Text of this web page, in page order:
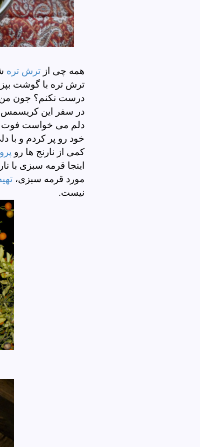
همه چی از ترش تره
ترش تره با گوشت
درست نکنم؟ جون من
در سفر این کریسمس به
دلم می خواست فوت
خود رو پر کردم و با
کمی از نارنج ها رو
اینجا قرمه سبزی با
مورد قرمه سبزی،
نیست.